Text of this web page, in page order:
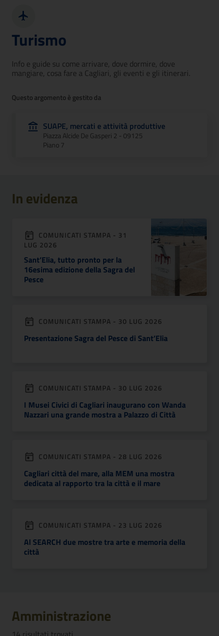
Turismo
Info e guide su come arrivare, dove dormire, dove
mangiare, cosa fare a Cagliari, gli eventi e gli itinerari.
Questo argomento è gestito da
SUAPE, mercati e attività produttive
Piazza Alcide De Gasperi 2 - 09125
Piano 7
In evidenza
COMUNICATI STAMPA - 31
LUG 2026
Sant’Elia, tutto pronto per la
16esima edizione della Sagra del
Pesce
COMUNICATI STAMPA - 30 LUG 2026
Presentazione Sagra del Pesce di Sant’Elia
COMUNICATI STAMPA - 30 LUG 2026
I Musei Civici di Cagliari inaugurano con Wanda
Nazzari una grande mostra a Palazzo di Città
COMUNICATI STAMPA - 28 LUG 2026
Cagliari città del mare, alla MEM una mostra
dedicata al rapporto tra la città e il mare
COMUNICATI STAMPA - 23 LUG 2026
Al SEARCH due mostre tra arte e memoria della
città
Amministrazione